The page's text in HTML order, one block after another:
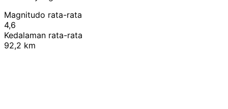
Magnitudo rata-rata
4,6
Kedalaman rata-rata
92,2 km